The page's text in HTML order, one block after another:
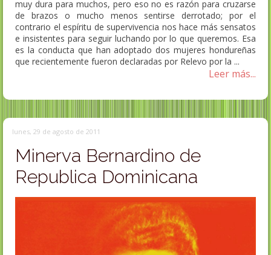
muy dura para muchos, pero eso no es razón para cruzarse
de brazos o mucho menos sentirse derrotado; por el
contrario el espíritu de supervivencia nos hace más sensatos
e insistentes para seguir luchando por lo que queremos. Esa
es la conducta que han adoptado dos mujeres hondureñas
que recientemente fueron declaradas por Relevo por la ...
Leer más...
lunes, 29 de agosto de 2011
Minerva Bernardino de
Republica Dominicana